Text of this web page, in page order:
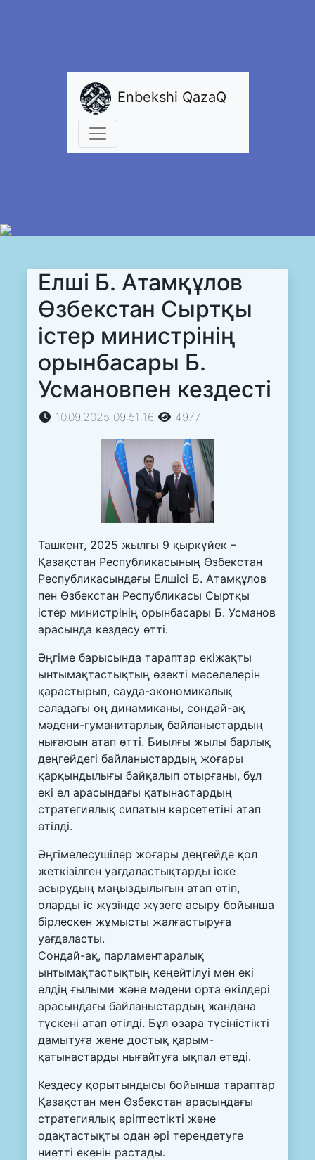
Enbekshi QazaQ
Елші Б. Атамқұлов
Өзбекстан Сыртқы
істер министрінің
орынбасары Б.
Усмановпен кездесті
10.09.2025 09:51:16 4977
Ташкент, 2025 жылғы 9 қыркүйек –
Қазақстан Республикасының Өзбекстан
Республикасындағы Елшісі Б. Атамқұлов
пен Өзбекстан Республикасы Сыртқы
істер министрінің орынбасары Б. Усманов
арасында кездесу өтті.
Әңгіме барысында тараптар екіжақты
ынтымақтастықтың өзекті мәселелерін
қарастырып, сауда-экономикалық
саладағы оң динамиканы, сондай-ақ
мәдени-гуманитарлық байланыстардың
нығаюын атап өтті. Биылғы жылы барлық
деңгейдегі байланыстардың жоғары
қарқындылығы байқалып отырғаны, бұл
екі ел арасындағы қатынастардың
стратегиялық сипатын көрсететіні атап
өтілді.
Әңгімелесушілер жоғары деңгейде қол
жеткізілген уағдаластықтарды іске
асырудың маңыздылығын атап өтіп,
оларды іс жүзінде жүзеге асыру бойынша
бірлескен жұмысты жалғастыруға
уағдаласты.
Сондай-ақ, парламентаралық
ынтымақтастықтың кеңейтілуі мен екі
елдің ғылыми және мәдени орта өкілдері
арасындағы байланыстардың жандана
түскені атап өтілді. Бұл өзара түсіністікті
дамытуға және достық қарым-
қатынастарды нығайтуға ықпал етеді.
Кездесу қорытындысы бойынша тараптар
Қазақстан мен Өзбекстан арасындағы
стратегиялық әріптестікті және
одақтастықты одан әрі тереңдетуге
ниетті екенін растады.